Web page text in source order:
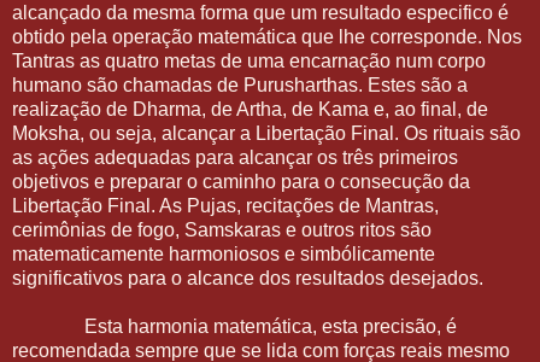
alcançado da mesma forma que um resultado especifico é
obtido pela operação matemática que lhe corresponde. Nos
Tantras as quatro metas de uma encarnação num corpo
humano são chamadas de Purusharthas. Estes são a
realização de Dharma, de Artha, de Kama e, ao final, de
Moksha, ou seja, alcançar a Libertação Final. Os rituais são
as ações adequadas para alcançar os três primeiros
objetivos e preparar o caminho para o consecução da
Libertação Final. As Pujas, recitações de Mantras,
cerimônias de fogo, Samskaras e outros ritos são
matematicamente harmoniosos e simbólicamente
significativos para o alcance dos resultados desejados.
Esta harmonia matemática, esta precisão, é
recomendada sempre que se lida com forças reais mesmo